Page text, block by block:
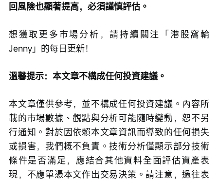
回風險也顯著提高，必須謹慎評估。
想獲取更多市場分析，請持續關注「港股窩輪
Jenny」的每日更新！
溫馨提示：本文章不構成任何投資建議。
本文章僅供參考，並不構成任何投資建議。內容所
載的市場數據、觀點與分析可能隨時變動，恕不另
行通知。對於因依賴本文章資訊而導致的任何損失
或損害，我們概不負責。技術分析僅顯示部分技術
條件是否滿足，應結合其他資料全面評估資產表
現，不應單憑本文作出交易決策。請注意，過往表